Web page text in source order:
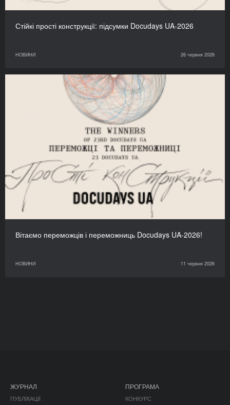
Стійкі прості конструкції: підсумки Docudays UA-2026
НОВИНИ 26 червня 2026
Вітаємо переможців і переможниць Docudays UA-2026!
НОВИНИ 11 червня 2026
ЖУРНАЛ
ПУБЛІКАЦІЇ
ПРОГРАМА
КОНКУРС